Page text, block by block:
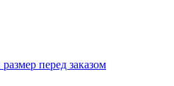
перед заказом